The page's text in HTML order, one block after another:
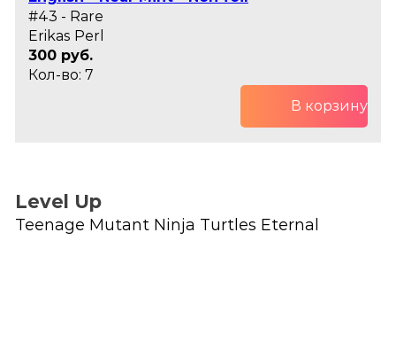
#43 - Rare
Erikas Perl
300 руб.
Кол-во: 7
В корзину
Level Up
Teenage Mutant Ninja Turtles Eternal